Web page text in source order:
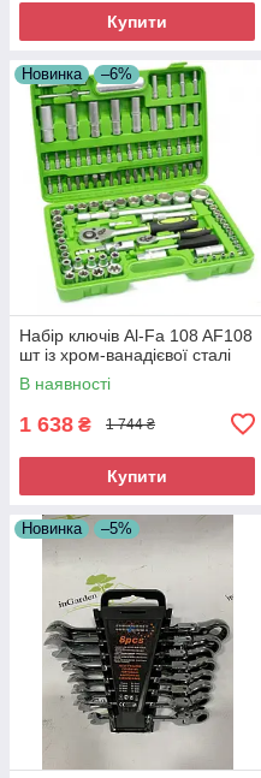
Купити
Новинка –6%
Набір ключів Al-Fa 108 AF108
шт із хром-ванадієвої сталі
В наявності
1 638 ₴ 1 744 ₴
Купити
Новинка –5%